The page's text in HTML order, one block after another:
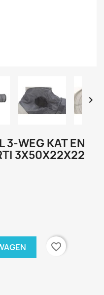

3-WEG KAT EN
3X50X22X22
favorite_border